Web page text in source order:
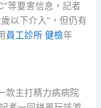
等要害信息，記者
以下介入”，但仍有
員工診所 健檢年
主打精力病病院